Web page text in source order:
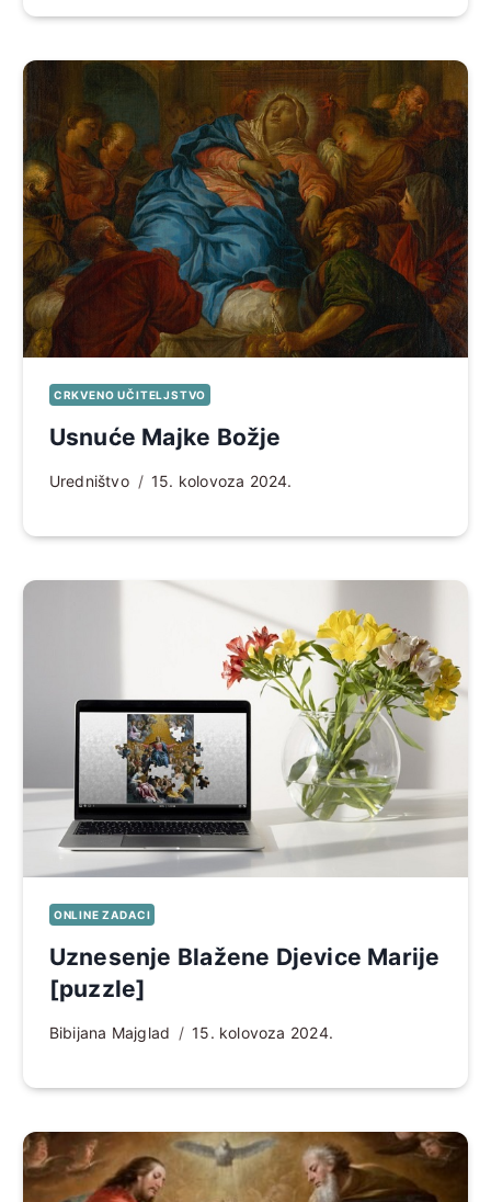
CRKVENO UČITELJSTVO
Usnuće Majke Božje
Uredništvo 15. kolovoza 2024.
ONLINE ZADACI
Uznesenje Blažene Djevice Marije
[puzzle]
Bibijana Majglad 15. kolovoza 2024.